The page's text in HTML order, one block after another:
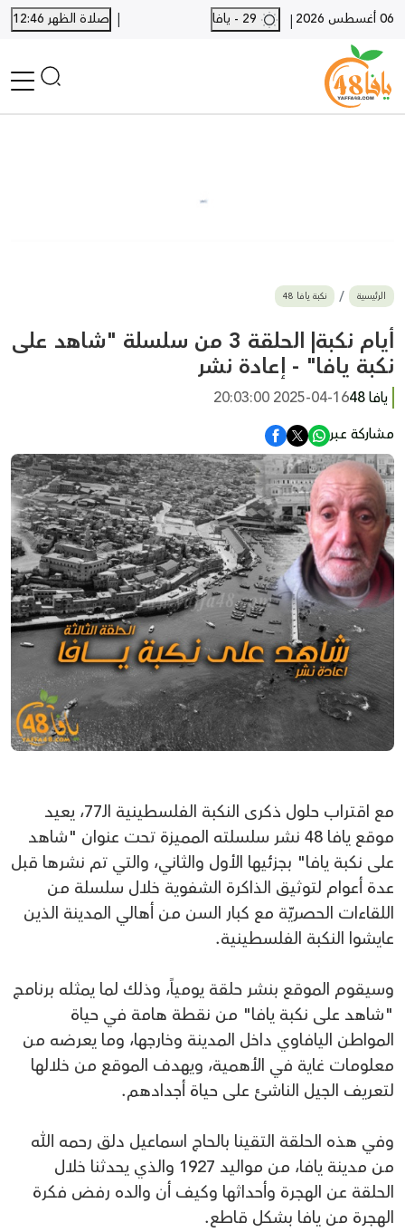
06 أغسطس 2026 |
| صلاة الظهر 12:46
بيع وشراء
أخبار القدس
وفيات
المزيد
ارسل خبر
الرئيسية نكبة يافا 48
أيام نكبة| الحلقة 3 من سلسلة "شاهد على
نكبة يافا" - إعادة نشر
يافا 48
2025-04-16 20:03:00
مشاركة عبر
مع اقتراب حلول ذكرى النكبة الفلسطينية الـ77، يعيد
موقع يافا 48 نشر سلسلته المميزة تحت عنوان "شاهد
على نكبة يافا" بجزئيها الأول والثاني، والتي تم نشرها قبل
عدة أعوام لتوثيق الذاكرة الشفوية خلال سلسلة من
اللقاءات الحصريّة مع كبار السن من أهالي المدينة الذين
عايشوا النكبة الفلسطينية.
وسيقوم الموقع بنشر حلقة يومياً، وذلك لما يمثله برنامج
"شاهد على نكبة يافا" من نقطة هامة في حياة
المواطن اليافاوي داخل المدينة وخارجها، وما يعرضه من
معلومات غاية في الأهمية، ويهدف الموقع من خلالها
لتعريف الجيل الناشئ على حياة أجدادهم.
وفي هذه الحلقة التقينا بالحاج اسماعيل دلق رحمه الله
من مدينة يافا، من مواليد 1927 والذي يحدثنا خلال
الحلقة عن الهجرة وأحداثها وكيف أن والده رفض فكرة
الهجرة من يافا بشكل قاطع.